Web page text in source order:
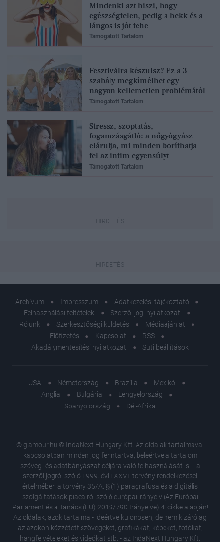
Mindenki azt hiszi, hogy
egészségtelen, pedig a hekk és a
lángos is jót tehe
Támogatott Tartalom
Fesztiválra készülsz? Ez a 3
szabály megkímélhet egy
nagyon kellemetlen problémától
Támogatott Tartalom
Stressz, szoptatás,
fogamzásgátló: a nőgyógyász
elárulja, mi minden boríthatja
fel az intim egyensúlyt
Támogatott Tartalom
Archívum Impresszum
Adatkezelési tájékoztató
Felhasználási feltételek
Szerzői jogi nyilatkozat
Rólunk
Szerkesztőségi küldetés
Médiaajánlat
Előfizetés
Kapcsolat
RSS
Akadálymentesítési nyilatkozat
Süti beállítások
USA Németország Brazília
Mexikó
Anglia
Bulgária
Lengyelország
Spanyolország
Dél-Afrika
© glamour.hu © IndaNext Hungary Kft. Az oldalak tartalmával
kapcsolatban minden jog fenntartva, beleértve a tartalom
szöveg- és adatbányászat céljára való felhasználását is – a
szerzői jogról szóló 1999. évi LXXVI. törvény rendelkezései
értelmében a törvény 35/A. § (1) paragrafusa és a digitális
szolgáltatások piacairól szóló európai irányelv (Az Európai
Parlament és a Tanács (EU) 2019/790 Irányelve) 4. cikke alapján!
Az oldalak, azok tartalma - ideértve különösen, de nem kizárólag
az azokon közzétett szövegeket, grafikákat, képeket, fotókat,
hangfelvételeket és videókat stb. - az IndaNext Hungary Kft.